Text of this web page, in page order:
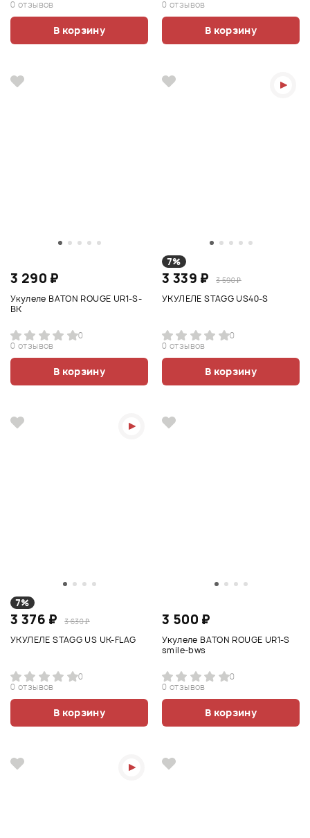
0 отзывов
В корзину
0 отзывов
В корзину
3 290 ₽
Укулеле BATON ROUGE UR1-S-
BK
0
0 отзывов
В корзину
7%
3 339 ₽ 3 590 ₽
УКУЛЕЛЕ STAGG US40-S
0
0 отзывов
В корзину
7%
3 376 ₽ 3 630 ₽
УКУЛЕЛЕ STAGG US UK-FLAG
0
0 отзывов
В корзину
3 500 ₽
Укулеле BATON ROUGE UR1-S
smile-bws
0
0 отзывов
В корзину